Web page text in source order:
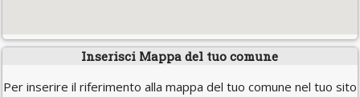
Inserisci Mappa del tuo comune
Per inserire il riferimento alla mappa del tuo comune nel tuo sito